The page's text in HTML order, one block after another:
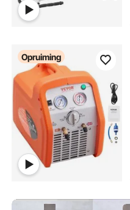
Opruiming